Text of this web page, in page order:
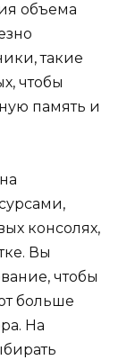
объема
такие
чтобы
память и
консолях,
Вы
чтобы
больше
На